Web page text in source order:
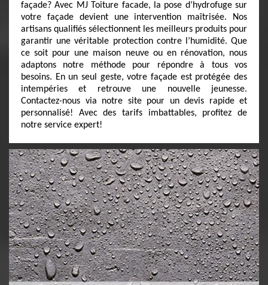
façade? Avec MJ Toiture facade, la pose d’hydrofuge sur
votre façade devient une intervention maîtrisée. Nos
artisans qualifiés sélectionnent les meilleurs produits pour
garantir une véritable protection contre l’humidité. Que
ce soit pour une maison neuve ou en rénovation, nous
adaptons notre méthode pour répondre à tous vos
besoins. En un seul geste, votre façade est protégée des
intempéries et retrouve une nouvelle jeunesse.
Contactez-nous via notre site pour un devis rapide et
personnalisé! Avec des tarifs imbattables, profitez de
notre service expert!